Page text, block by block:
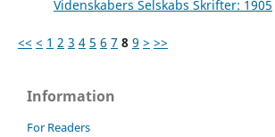
Videnskabers Selskabs Skrifter: 1905
<< < 1 2 3 4 5 6 7 8 9 > >>
Information
For Readers